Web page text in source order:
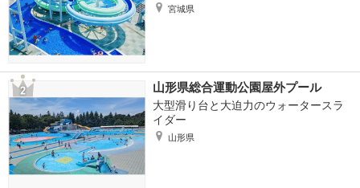
宮城県
山形県総合運動公園屋外プール
大型滑り台と大迫力のウォータースラ
イダー
山形県